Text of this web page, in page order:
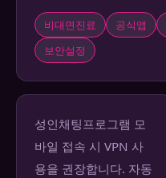
비대면진료 공식앱
보안설정
성인채팅프로그램 모
바일 접속 시 VPN 사
용을 권장합니다. 자동